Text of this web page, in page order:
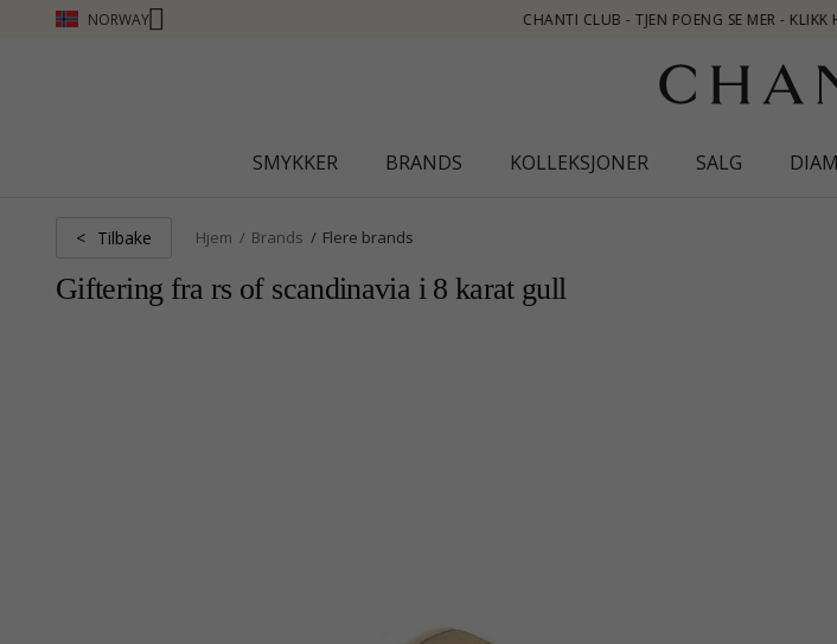
NORWAY
CHANTI CLUB - TJEN POENG SE MER - KLIKK HER
SMYKKER BRANDS KOLLEKSJONER SALG
< Tilbake Hjem Brands Flere brands
Giftering fra rs of scandinavia i 8 karat gull